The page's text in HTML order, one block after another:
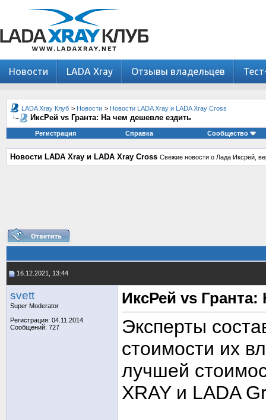
Новости LADA Xray Отзывы владельцев
LADA Xray Клуб > Новости > Новости LADA Xray и LADA Xray Cross
ИксРей vs Гранта: На чем дешевле ездить
Регистрация Справка Сообщество
Новости LADA Xray и LADA Xray Cross Свежие новости о Лада Иксрей,
16.12.2021, 13:44
svett
Super Moderator
Регистрация: 04.11.2014
Сообщений: 727
ИксРей vs
Эксперты
стоимости их
лучшей
XRAY и LADA